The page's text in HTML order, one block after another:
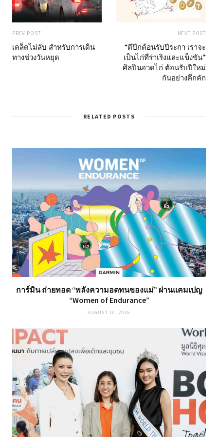
PREV POST
เคล็ดไม่ลับ สำหรับการเดิน
ทางช่วงวันหยุด
NEXT POST
“ตีปีกต้อนรับปีระกา เราจะ
เป็นไก่ที่ร่าเริงและแข็งขัน”
ศิลปินอวดไก่ ต้อนรับปีใหม่
กันอย่างคึกคัก
RELATED POSTS
การ์มิน ถ่ายทอด “พลังความอดทนของแม่” ผ่านแคมเปญ
“Women of Endurance”
AUGUST 10, 2026